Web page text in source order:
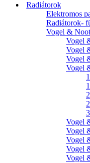
Radiátorok
Elektromos
Radiátorok-
Vogel &
Vogel
Vogel
Vogel
Vogel
Vogel
Vogel
Vogel
Vogel
Vogel